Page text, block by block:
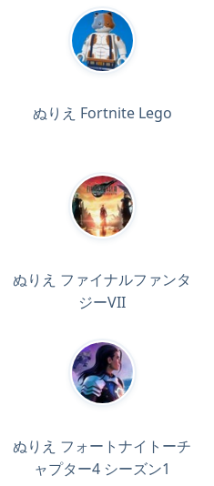
ぬりえ Fortnite Lego
ぬりえ ファイナルファンタ
ジーVII
ぬりえ フォートナイトーチ
ャプター4 シーズン1